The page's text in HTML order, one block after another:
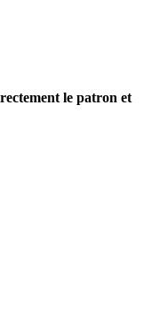
le patron et